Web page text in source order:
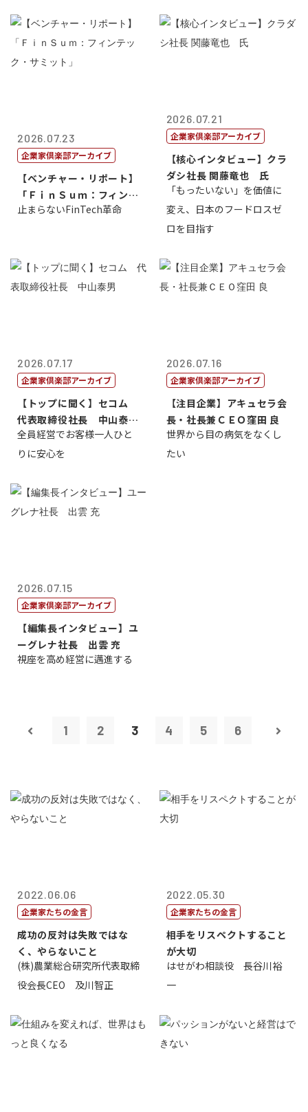
2026.07.23
企業家倶楽部アーカイブ
【ベンチャー・リポート】
「ＦｉｎＳｕｍ：フィンテ
ック・サミッ...
止まらないFinTech革命
2026.07.21
企業家倶楽部アーカイブ
【核心インタビュー】クラ
ダシ社長 関藤竜也 氏
「もったいない」を価値に
変え、日本のフードロスゼ
ロを目指す
2026.07.17
企業家倶楽部アーカイブ
【トップに聞く】セコム
代表取締役社長 中山泰
男
全員経営でお客様一人ひと
りに安心を
2026.07.16
企業家倶楽部アーカイブ
【注目企業】アキュセラ会
長・社長兼ＣＥＯ窪田 良
世界から目の病気をなくし
たい
2026.07.15
企業家倶楽部アーカイブ
【編集長インタビュー】ユ
ーグレナ社長 出雲 充
視座を高め経営に邁進する
1 2 3 4 5 6
2022.06.06
企業家たちの金言
成功の反対は失敗ではな
く、やらないこと
(株)農業総合研究所代表取締
役会長CEO 及川智正
2022.05.30
企業家たちの金言
相手をリスペクトすること
が大切
はせがわ相談役 長谷川裕
一